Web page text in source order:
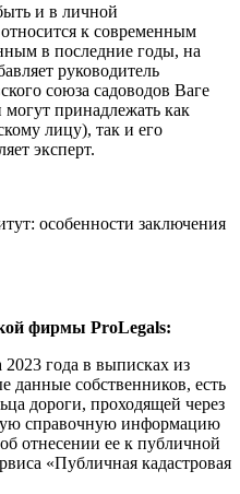
и в личной
к современным
в последние годы, на
руководитель
союза садоводов Ваге
принадлежать как
лицу), так и его
эксперт.
особенности заключения
фирмы ProLegals:
года в выписках из
данные собственников, есть
дороги, проходящей через
справочную информацию
отнесении ее к публичной
«Публичная кадастровая